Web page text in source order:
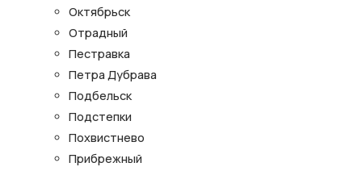
Октябрьск
Отрадный
Пестравка
Петра Дубрава
Подбельск
Подстепки
Похвистнево
Прибрежный